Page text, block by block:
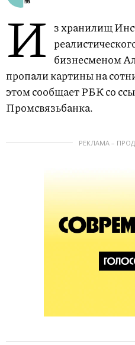
И з хранилищ
бизнесменом
пропали картины на
этом сообщает РБК со
Промсвязьбанка.
РЕКЛАМА –